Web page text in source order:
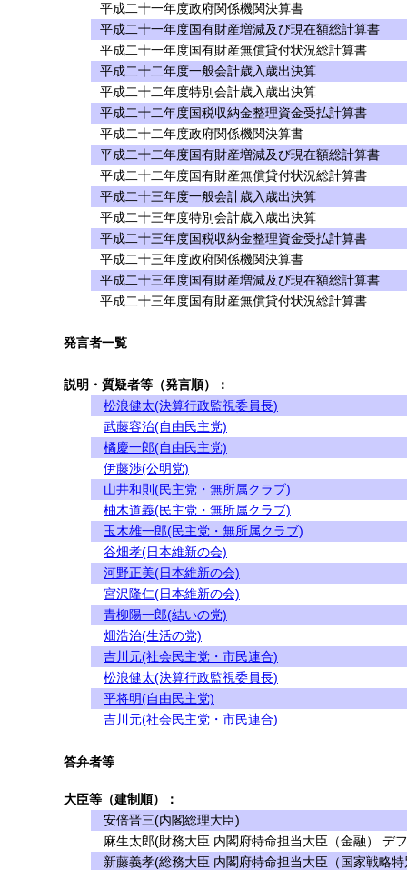
平成二十一年度政府関係機関決算書
平成二十一年度国有財産増減及び現在額総計算書
平成二十一年度国有財産無償貸付状況総計算書
平成二十二年度一般会計歳入歳出決算
平成二十二年度特別会計歳入歳出決算
平成二十二年度国税収納金整理資金受払計算書
平成二十二年度政府関係機関決算書
平成二十二年度国有財産増減及び現在額総計算書
平成二十二年度国有財産無償貸付状況総計算書
平成二十三年度一般会計歳入歳出決算
平成二十三年度特別会計歳入歳出決算
平成二十三年度国税収納金整理資金受払計算書
平成二十三年度政府関係機関決算書
平成二十三年度国有財産増減及び現在額総計算書
平成二十三年度国有財産無償貸付状況総計算書
発言者一覧
説明・質疑者等（発言順）：
松浪健太(決算行政監視委員長)
武藤容治(自由民主党)
橘慶一郎(自由民主党)
伊藤渉(公明党)
山井和則(民主党・無所属クラブ)
柚木道義(民主党・無所属クラブ)
玉木雄一郎(民主党・無所属クラブ)
谷畑孝(日本維新の会)
河野正美(日本維新の会)
宮沢隆仁(日本維新の会)
青柳陽一郎(結いの党)
畑浩治(生活の党)
吉川元(社会民主党・市民連合)
松浪健太(決算行政監視委員長)
平将明(自由民主党)
吉川元(社会民主党・市民連合)
答弁者等
大臣等（建制順）：
安倍晋三(内閣総理大臣)
麻生太郎(財務大臣 内閣府特命担当大臣（金融） デ
新藤義孝(総務大臣 内閣府特命担当大臣（国家戦略